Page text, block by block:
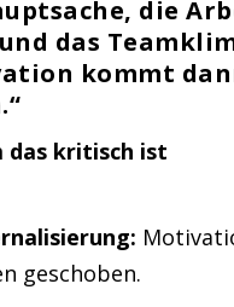
die
das
kommt
das kritisch ist
geschoben.